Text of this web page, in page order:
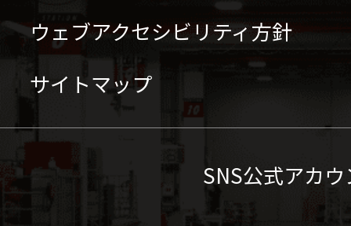
ウェブアクセシビリティ方針
サイトマップ
SNS公式アカ